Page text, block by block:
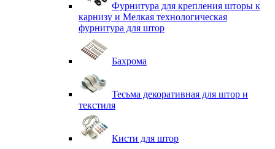
Фурнитура для крепления шторы к
карнизу и Мелкая технологическая
фурнитура для штор
Бахрома
Тесьма декоративная для штор и
текстиля
Кисти для штор